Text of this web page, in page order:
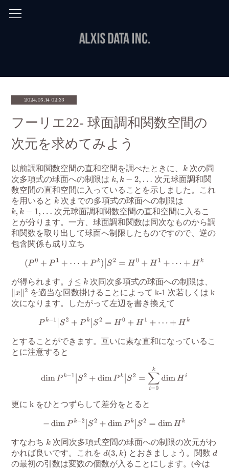
2024.05.14 02:33
フーリエ22- 球面調和関数空間の
次元を求めてみよう